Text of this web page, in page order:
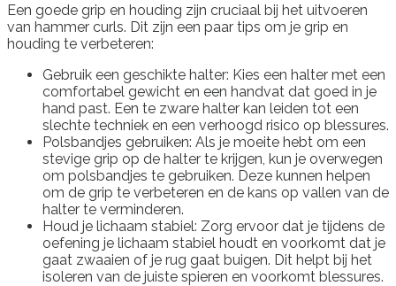
Een goede grip en houding zijn cruciaal bij het uitvoeren
van hammer curls. Dit zijn een paar tips om je grip en
houding te verbeteren:
Gebruik een geschikte halter: Kies een halter met een
comfortabel gewicht en een handvat dat goed in je
hand past. Een te zware halter kan leiden tot een
slechte techniek en een verhoogd risico op blessures.
Polsbandjes gebruiken: Als je moeite hebt om een
stevige grip op de halter te krijgen, kun je overwegen
om polsbandjes te gebruiken. Deze kunnen helpen
om de grip te verbeteren en de kans op vallen van de
halter te verminderen.
Houd je lichaam stabiel: Zorg ervoor dat je tijdens de
oefening je lichaam stabiel houdt en voorkomt dat je
gaat zwaaien of je rug gaat buigen. Dit helpt bij het
isoleren van de juiste spieren en voorkomt blessures.